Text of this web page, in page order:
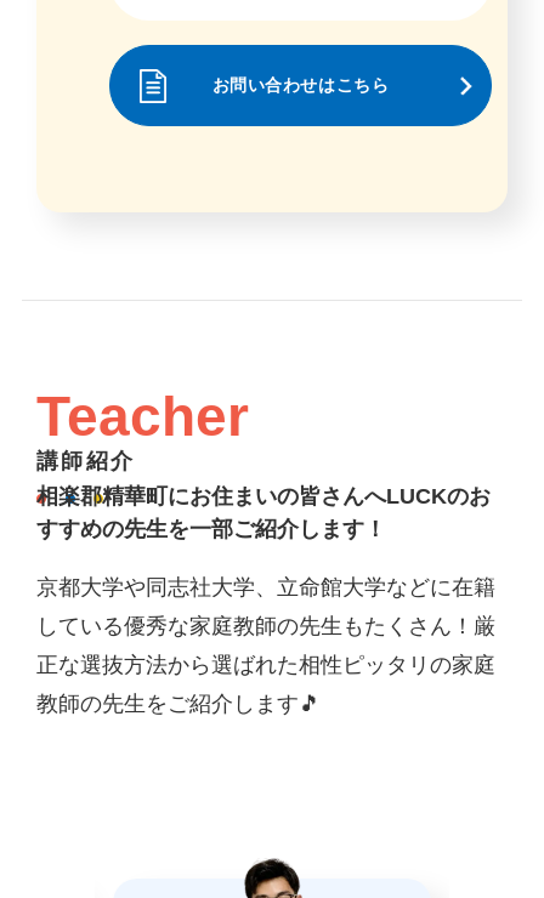
お問い合わせはこちら
Teacher
講師紹介
相楽郡精華町にお住まいの皆さんへLUCKのお
すすめの先生を一部ご紹介します！
京都大学や同志社大学、立命館大学などに在籍
している優秀な家庭教師の先生もたくさん！厳
正な選抜方法から選ばれた相性ピッタリの家庭
教師の先生をご紹介します🎵